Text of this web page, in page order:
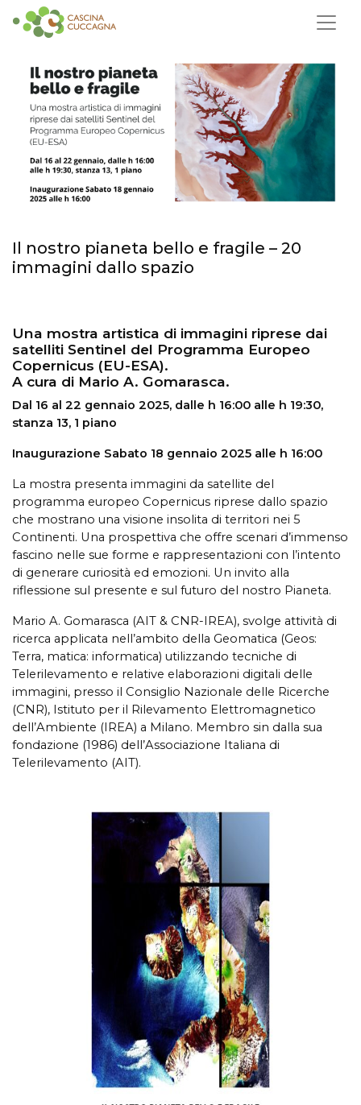
Il nostro pianeta bello e fragile – 20
immagini dallo spazio
Una mostra artistica di immagini riprese dai
satelliti Sentinel del Programma Europeo
Copernicus (EU-ESA).
A cura di Mario A. Gomarasca.
Dal 16 al 22 gennaio 2025, dalle h 16:00 alle h 19:30,
stanza 13, 1 piano
Inaugurazione Sabato 18 gennaio 2025 alle h 16:00
La mostra presenta immagini da satellite del
programma europeo Copernicus riprese dallo spazio
che mostrano una visione insolita di territori nei 5
Continenti. Una prospettiva che offre scenari d’immenso
fascino nelle sue forme e rappresentazioni con l’intento
di generare curiosità ed emozioni. Un invito alla
riflessione sul presente e sul futuro del nostro Pianeta.
Mario A. Gomarasca (AIT & CNR-IREA), svolge attività di
ricerca applicata nell’ambito della Geomatica (Geos:
Terra, matica: informatica) utilizzando tecniche di
Telerilevamento e relative elaborazioni digitali delle
immagini, presso il Consiglio Nazionale delle Ricerche
(CNR), Istituto per il Rilevamento Elettromagnetico
dell’Ambiente (IREA) a Milano. Membro sin dalla sua
fondazione (1986) dell’Associazione Italiana di
Telerilevamento (AIT).